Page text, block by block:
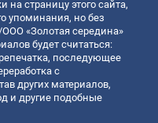
на страницу этого сайта,
упоминания, но без
«Золотая середина»
будет считаться:
последующее
с
других материалов,
и другие подобные